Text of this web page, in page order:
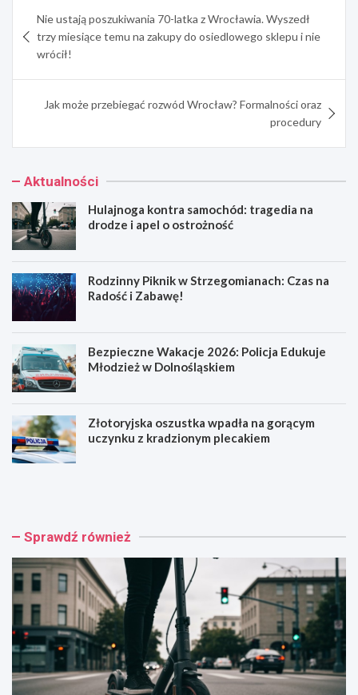
wpisu
Nie ustają poszukiwania 70-latka z Wrocławia. Wyszedł
trzy miesiące temu na zakupy do osiedlowego sklepu i nie
wrócił!
Jak może przebiegać rozwód Wrocław? Formalności oraz
procedury
Aktualności
Hulajnoga kontra samochód: tragedia na
drodze i apel o ostrożność
Rodzinny Piknik w Strzegomianach: Czas na
Radość i Zabawę!
Bezpieczne Wakacje 2026: Policja Edukuje
Młodzież w Dolnośląskiem
Złotoryjska oszustka wpadła na gorącym
uczynku z kradzionym plecakiem
H
n
g
a
k
o
n
t
r
a
s
R
n
y
P
i
k
n
i
k
w
S
Sprawdź również